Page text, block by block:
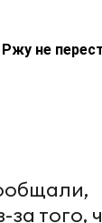
Ржу не
за того,